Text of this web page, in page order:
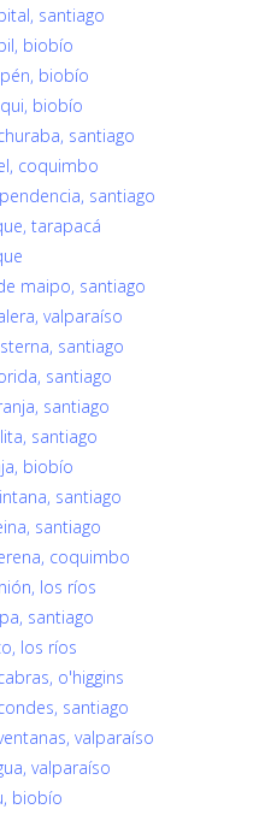
santiago
biobío
biobío
biobío
santiago
coquimbo
santiago
tarapacá
maipo, santiago
valparaíso
santiago
santiago
santiago
santiago
biobío
santiago
santiago
coquimbo
los ríos
santiago
los ríos
o'higgins
santiago
valparaíso
valparaíso
biobío